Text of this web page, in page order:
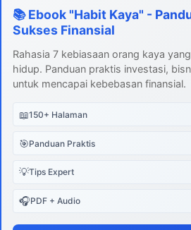
📚 Ebook "Habit Kaya" -
Sukses Finansial
Rahasia 7 kebiasaan orang kaya
hidup. Panduan praktis investasi,
untuk mencapai kebebasan finansial.
📖150+ Halaman
🎯Panduan Praktis
💡Tips Expert
🎧PDF + Audio